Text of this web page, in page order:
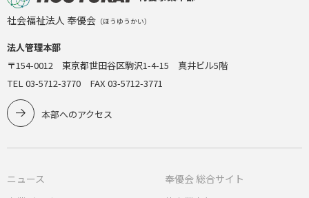
社会福祉法人 奉優会 （ほうゆうかい）
法人管理本部
〒154-0012 東京都世田谷区駒沢1-4-15 真井ビル5階
TEL 03-5712-3770 FAX 03-5712-3771
本部へのアクセス
ニュース
奉優会 総合サイト